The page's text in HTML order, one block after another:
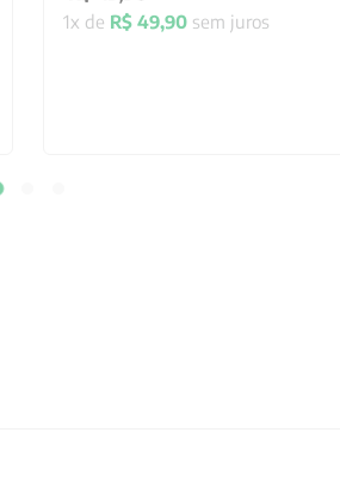
1x de R$ 49,90sem juros